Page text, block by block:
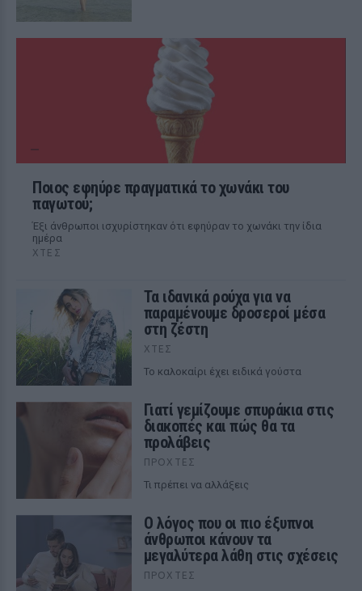
Ποιος εφηύρε πραγματικά το χωνάκι του
παγωτού;
Έξι άνθρωποι ισχυρίστηκαν ότι εφηύραν το χωνάκι την ίδια
ημέρα
ΧΤΕΣ
Τα ιδανικά ρούχα για να
παραμένουμε δροσεροί μέσα
στη ζέστη
ΧΤΕΣ
To καλοκαίρι έχει ειδικά γούστα
Γιατί γεμίζουμε σπυράκια στις
διακοπές και πώς θα τα
προλάβεις
ΠΡΟΧΤΈΣ
Τι πρέπει να αλλάξεις
Ο λόγος που οι πιο έξυπνοι
άνθρωποι κάνουν τα
μεγαλύτερα λάθη στις σχέσεις
ΠΡΟΧΤΈΣ